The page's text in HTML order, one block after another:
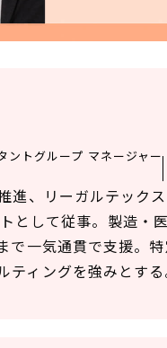
ントグループ マネージャー
、リーガルテック
として従事。製造・
一気通貫で支援。
ィングを強みとする